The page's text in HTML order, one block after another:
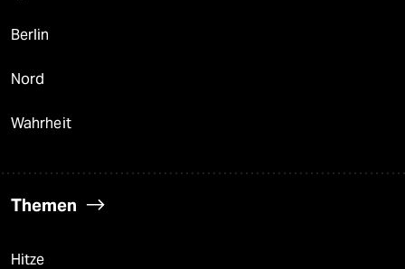
Berlin
Nord
Wahrheit
Themen
Hitze